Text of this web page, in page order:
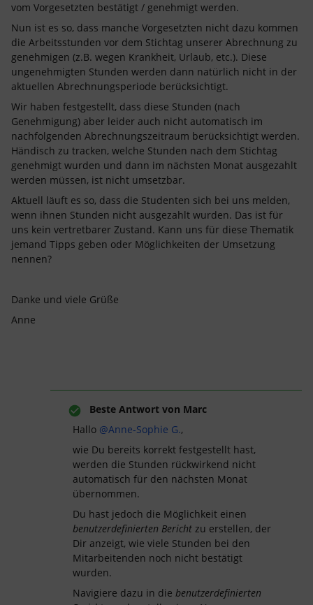
vom Vorgesetzten bestätigt / genehmigt werden.
Nun ist es so, dass manche Vorgesetzten nicht dazu kommen
die Arbeitsstunden vor dem Stichtag unserer Abrechnung zu
genehmigen (z.B. wegen Krankheit, Urlaub, etc.). Diese
ungenehmigten Stunden werden dann natürlich nicht in der
aktuellen Abrechnungsperiode berücksichtigt.
Wir haben festgestellt, dass diese Stunden (nach
Genehmigung) aber leider auch nicht automatisch im
nachfolgenden Abrechnungszeitraum berücksichtigt werden.
Händisch zu tracken, welche Stunden nach dem Stichtag
genehmigt wurden und dann im nächsten Monat ausgezahlt
werden müssen, ist nicht umsetzbar.
Aktuell läuft es so, dass die Studenten sich bei uns melden,
wenn ihnen Stunden nicht ausgezahlt wurden. Das ist für
uns kein vertretbarer Zustand. Kann uns für diese Thematik
jemand Tipps geben oder Möglichkeiten der Umsetzung
nennen?
Danke und viele Grüße
Anne
Beste Antwort von Marc
Hallo @Anne-Sophie G.,
wie Du bereits korrekt festgestellt hast,
werden die Stunden rückwirkend nicht
automatisch für den nächsten Monat
übernommen.
Du hast jedoch die Möglichkeit einen
benutzerdefinierten Bericht zu erstellen, der
Dir anzeigt, wie viele Stunden bei den
Mitarbeitenden noch nicht bestätigt
wurden.
Navigiere dazu in die benutzerdefinierten